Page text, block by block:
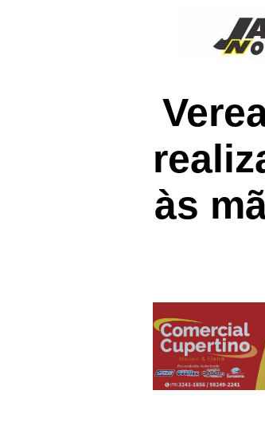
às